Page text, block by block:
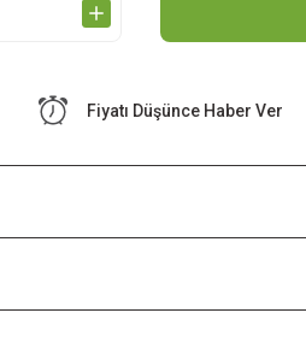
Fiyatı Düşünce Haber Ver